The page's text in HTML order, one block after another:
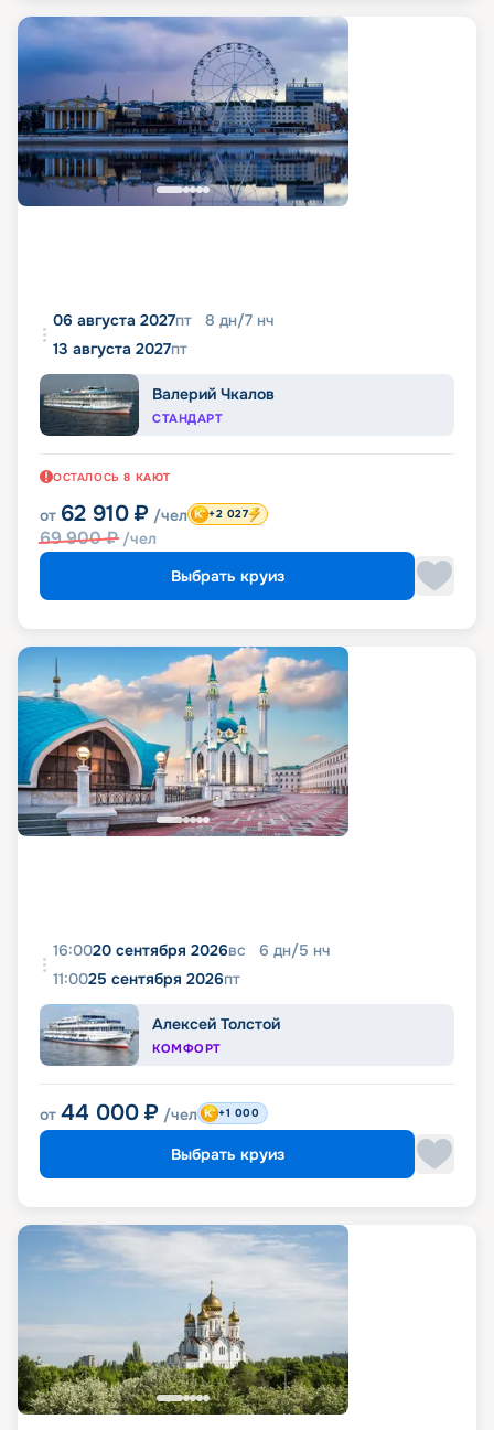
06 августа 2027пт 8 дн/7 нч
13 августа 2027пт
Валерий Чкалов
СТАНДАРТ
ОСТАЛОСЬ 8 КАЮТ
от 62 910 ₽ /чел
69 900₽ /чел
+2 027
Выбрать круиз
16:0020 сентября 2026вс 6 дн/5 нч
11:0025 сентября 2026пт
Алексей Толстой
КОМФОРТ
от 44 000 ₽ /чел +1 000
Выбрать круиз